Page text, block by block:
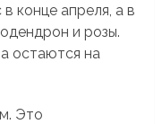
конце апреля, а в
и розы.
остаются на
Это